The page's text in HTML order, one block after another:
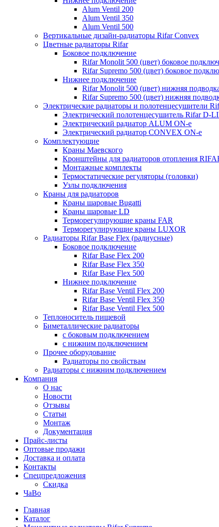
Alum Ventil 200
Alum Ventil 350
Alum Ventil 500
Вертикальные дизайн-радиаторы Rifar Convex
Цветные радиаторы Rifar
Боковое подключение
Rifar Monolit 500 (цвет) боковое
Rifar Supremo 500 (цвет) боковое
Нижнее подключение
Rifar Monolit 500 (цвет) нижняя
Rifar Supremo 500 (цвет) нижняя
Электрические радиаторы и полотенцесушители
Электрический полотенцесушитель Rifar D-
Электрический радиатор ALUM ON-e
Электрический радиатор CONVEX ON-e
Комплектующие
Краны Маевского
Кронштейны для радиаторов отопления
Монтажные комплекты
Термостатические регуляторы (головки)
Узлы подключения
Краны для радиаторов
Краны шаровые Bugatti
Краны шаровые LD
Терморегулирующие краны FAR
Терморегулирующие краны LUXOR
Радиаторы Rifar Base Flex (радиусные)
Боковое подключение
Rifar Base Flex 200
Rifar Base Flex 350
Rifar Base Flex 500
Нижнее подключение
Rifar Base Ventil Flex 200
Rifar Base Ventil Flex 350
Rifar Base Ventil Flex 500
Теплоноситель пищевой
Биметаллические радиаторы
с боковым подключением
с нижним подключением
Прочее оборудование
Радиаторы по свойствам
Радиаторы с нижним подключением
Компания
О нас
Новости
Отзывы
Статьи
Монтаж
Документация
Прайс-листы
Оптовые продажи
Доставка и оплата
Контакты
Спецпредложения
Скидка
ЧаВо
Главная
Каталог